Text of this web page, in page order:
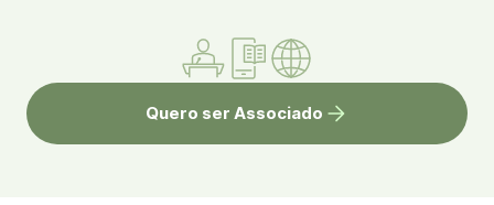
Quero ser Associado